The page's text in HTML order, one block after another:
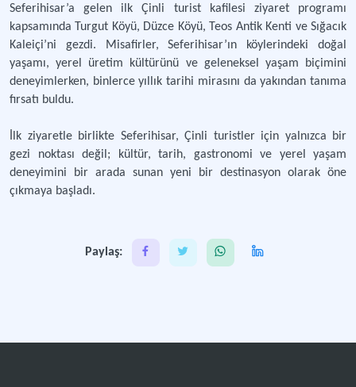
Seferihisar’a gelen ilk Çinli turist kafilesi ziyaret programı
kapsamında Turgut Köyü, Düzce Köyü, Teos Antik Kenti ve Sığacık
Kaleiçi’ni gezdi. Misafirler, Seferihisar’ın köylerindeki doğal
yaşamı, yerel üretim kültürünü ve geleneksel yaşam biçimini
deneyimlerken, binlerce yıllık tarihi mirasını da yakından tanıma
fırsatı buldu.
İlk ziyaretle birlikte Seferihisar, Çinli turistler için yalnızca bir
gezi noktası değil; kültür, tarih, gastronomi ve yerel yaşam
deneyimini bir arada sunan yeni bir destinasyon olarak öne
çıkmaya başladı.
Paylaş: